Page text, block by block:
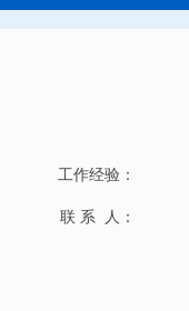
工作经验：
联 系 人：